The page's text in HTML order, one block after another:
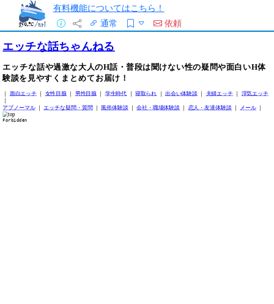
有料機能についてはこちら！
通常
依頼